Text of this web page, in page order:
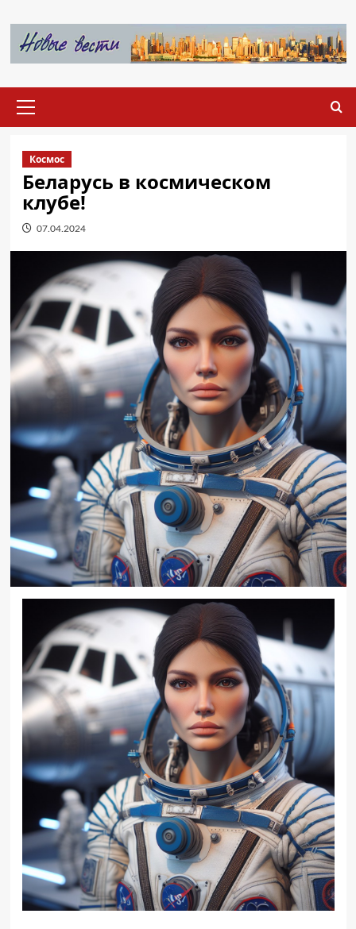
содержимому
меню
Космос
Беларусь в космическом
клубе!
07.04.2024